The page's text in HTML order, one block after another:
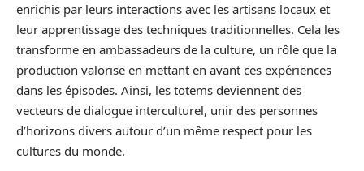
enrichis par leurs interactions avec les artisans locaux et
leur apprentissage des techniques traditionnelles. Cela les
transforme en ambassadeurs de la culture, un rôle que la
production valorise en mettant en avant ces expériences
dans les épisodes. Ainsi, les totems deviennent des
vecteurs de dialogue interculturel, unir des personnes
d’horizons divers autour d’un même respect pour les
cultures du monde.